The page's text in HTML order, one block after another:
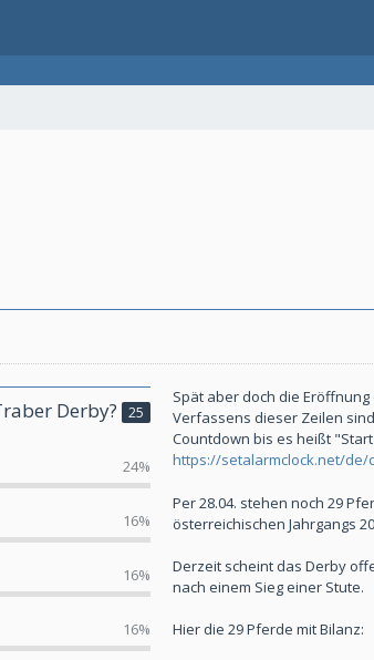
Derby? 25
24%
16%
16%
16%
Spät aber doch die
Verfassens dieser Zeilen
Countdown bis es heißt
https://setalarmclock.net/de/
Per 28.04. stehen noch 29
österreichischen Jahrgangs
Derzeit scheint das Derby
nach einem Sieg einer Stute.
Hier die 29 Pferde mit Bilanz: